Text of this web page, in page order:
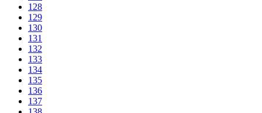
128
129
130
131
132
133
134
135
136
137